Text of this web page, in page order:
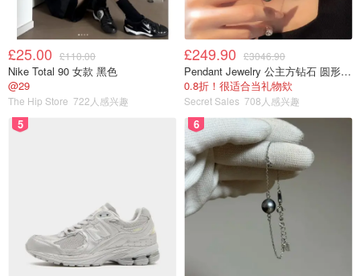
光大银行 普通客户
0.10％，最低20
元/笔，最高250
元/笔
港：80元/笔
其余：150元/笔
汇款金额的
0.10％，最低20
元/笔，最高250
元/笔
免费
免费
£25.00 £110.00
Nike Total 90 女款 黑色
@29
The Hip Store 722人感兴趣
£249.90 £3046.90
Pendant Jewelry 公主方钻石 圆形大溪地珍珠吊坠 11-12mm
0.8折！很适合当礼物欸
Secret Sales 708人感兴趣
5 6